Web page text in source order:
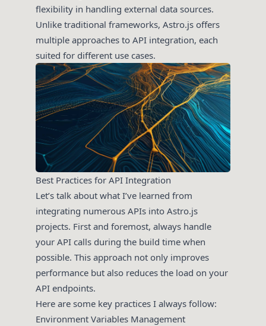
flexibility in handling external data sources.
Unlike traditional frameworks, Astro.js offers
multiple approaches to API integration, each
suited for different use cases.
Best Practices for API Integration
Let’s talk about what I’ve learned from
integrating numerous APIs into Astro.js
projects. First and foremost, always handle
your API calls during the build time when
possible. This approach not only improves
performance but also reduces the load on your
API endpoints.
Here are some key practices I always follow:
Environment Variables Management